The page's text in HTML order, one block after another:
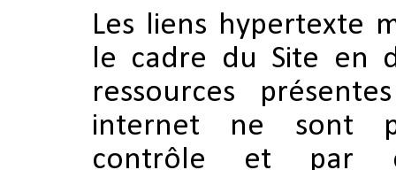
Les liens hypertexte
le cadre du Site en
ressources
internet ne sont
contrôle et par